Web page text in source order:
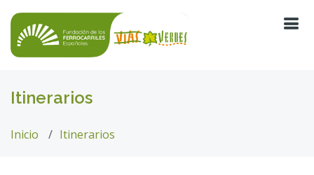
Itinerarios
Inicio Itinerarios